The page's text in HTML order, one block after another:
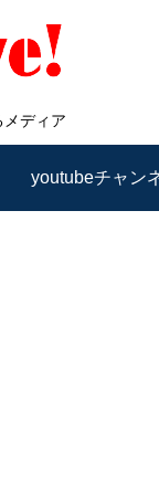
ディア
youtubeチャン